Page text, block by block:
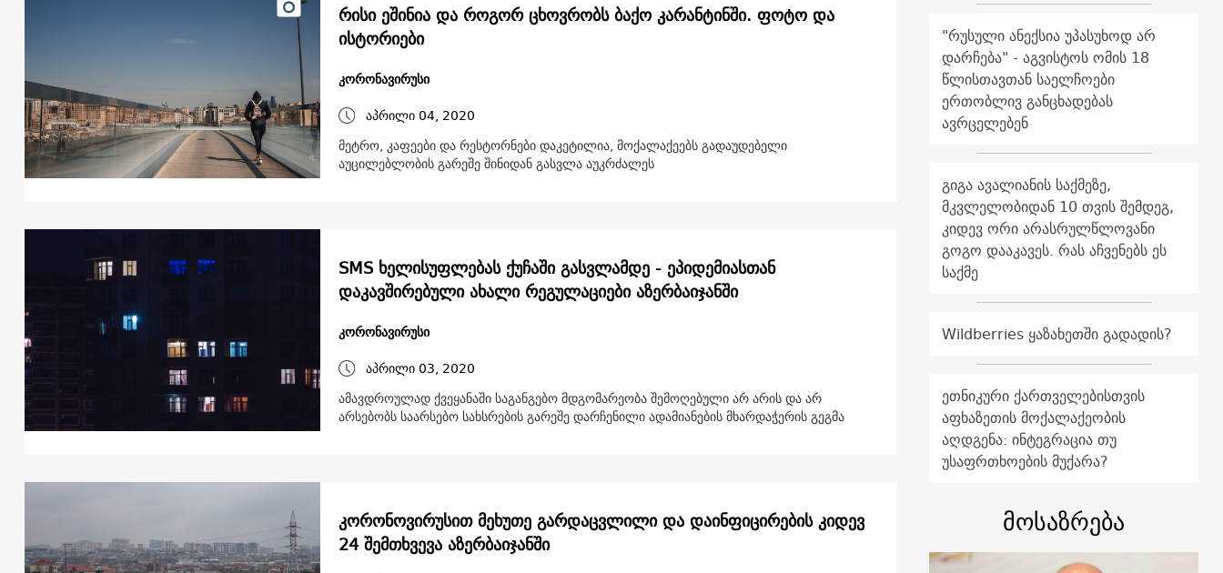
რისი ეშინია და როგორ ცხოვრობს ბაქო კარანტინში. ფოტო და
ისტორიები
კორონავირუსი
აპრილი 04, 2020
მეტრო, კაფეები და რესტორნები დაკეტილია, მოქალაქეებს გადაუდებელი
აუცილებლობის გარეშე შინიდან გასვლა აუკრძალეს
SMS ხელისუფლებას ქუჩაში გასვლამდე - ეპიდემიასთან
დაკავშირებული ახალი რეგულაციები აზერბაიჯანში
კორონავირუსი
აპრილი 03, 2020
ამავდროულად ქვეყანაში საგანგებო მდგომარეობა შემოღებული არ არის და არ
არსებობს საარსებო სახსრების გარეშე დარჩენილი ადამიანების მხარდაჭერის გეგმა
კორონოვირუსით მეხუთე გარდაცვლილი და დაინფიცირების კიდევ
24 შემთხვევა აზერბაიჯანში
"რუსული ანექსია უპასუხოდ არ
დარჩება" - აგვისტოს ომის 18
წლისთავთან საელჩოები
ერთობლივ განცხადებას
ავრცელებენ
გიგა ავალიანის საქმეზე,
მკვლელობიდან 10 თვის შემდეგ,
კიდევ ორი არასრულწლოვანი
გოგო დააკავეს. რას აჩვენებს ეს
საქმე
Wildberries ყაზახეთში გადადის?
ეთნიკური ქართველებისთვის
აფხაზეთის მოქალაქეობის
აღდგენა: ინტეგრაცია თუ
უსაფრთხოების მუქარა?
მოსაზრება